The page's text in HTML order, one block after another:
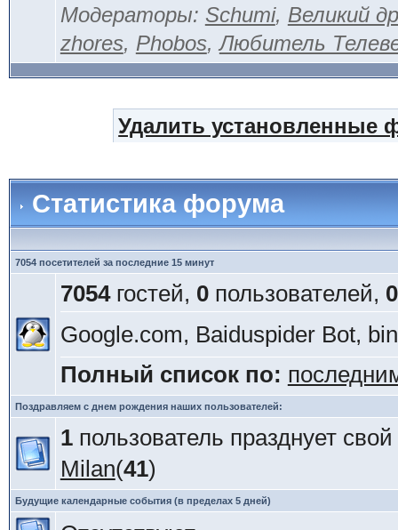
Модераторы: Schumi, Великий
zhores, Phobos,Любитель
Удалить установленные
Статистика форума
7054 посетителей за последние 15 минут
7054гостей, 0пользователей, 0
Google.com, Baiduspider Bot,
Полный список по:
Поздравляем с днем рождения наших пользователей:
1пользователь празднует
Milan(41)
Будущие календарные события (в пределах 5 дней)